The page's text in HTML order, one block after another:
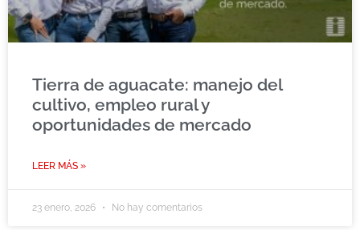
Tierra de aguacate: manejo del
cultivo, empleo rural y
oportunidades de mercado
LEER MÁS »
23 enero, 2026 No hay comentarios